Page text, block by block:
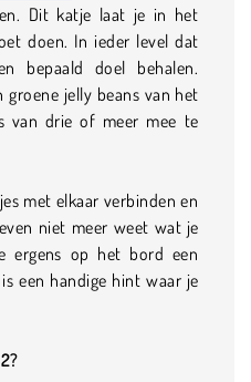
Dit katje laat je in het
doen. In ieder level dat
bepaald doel behalen.
jelly beans van het
van drie of meer mee te
met elkaar verbinden en
niet meer weet wat je
ergens op het bord een
een handige hint waar je